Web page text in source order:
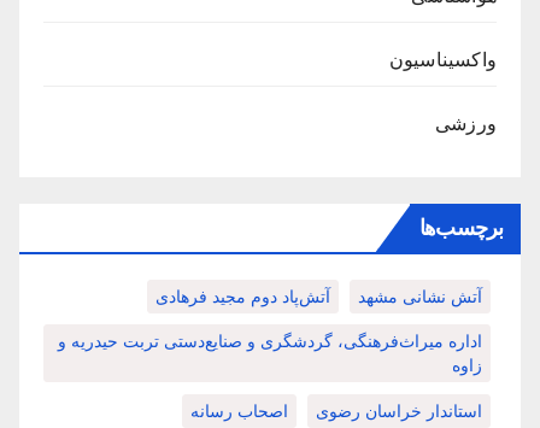
واکسیناسیون
ورزشی
برچسب‌ها
آتش نشانی مشهد آتش‌پاد دوم مجید فرهادی
اداره میراث‌فرهنگی، گردشگری و صنایع‌دستی تربت حیدریه و
زاوه
استاندار خراسان رضوی اصحاب رسانه